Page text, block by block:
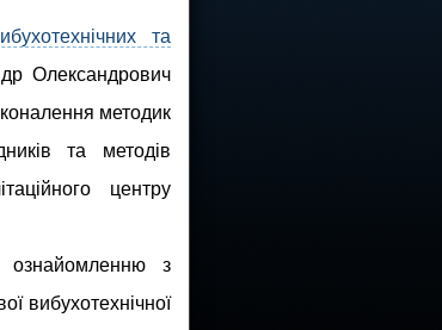
та
Олександрович
методик
та методів
центру
ознайомленню з
вибухотехнічної